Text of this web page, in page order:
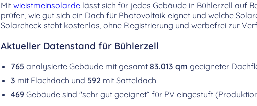
Mit wieistmeinsolar.de lässt sich für jedes Gebäude in Bühlerzell auf
prüfen, wie gut sich ein Dach für Photovoltaik eignet und welche
Solarcheck steht kostenlos, ohne Registrierung und werbefrei zur
Aktueller Datenstand für Bühlerzell
765 analysierte Gebäude mit gesamt 83.013 qm geeigneter
3 mit Flachdach und 592 mit Satteldach
469 Gebäude sind "sehr gut geeignet“ für PV eingestuft